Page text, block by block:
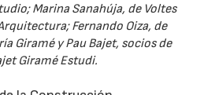
Marina Sanahúja, de Voltes
Fernando Oiza, de
Giramé y Pau Bajet, socios de
Giramé Estudi.